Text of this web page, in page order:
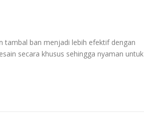
tambal ban menjadi lebih efektif dengan
secara khusus sehingga nyaman untuk